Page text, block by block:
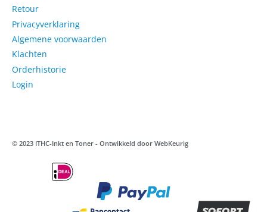
Retour
Privacyverklaring
Algemene voorwaarden
Klachten
Orderhistorie
Login
© 2023 ITHC-Inkt en Toner - Ontwikkeld door WebKeurig